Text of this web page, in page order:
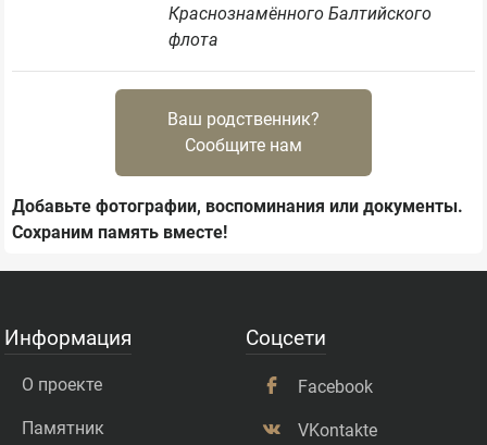
Краснознамённого Балтийского
флота
Ваш родственник?
Сообщите нам
Добавьте фотографии, воспоминания или документы.
Сохраним память вместе!
Информация
О проекте
Памятник
Соцсети
Facebook
VKontakte